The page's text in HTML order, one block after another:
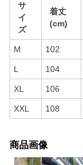
サ
イ
ズ
着丈
(cm)
M 102
L 104
XL 106
XXL 108
商品画像